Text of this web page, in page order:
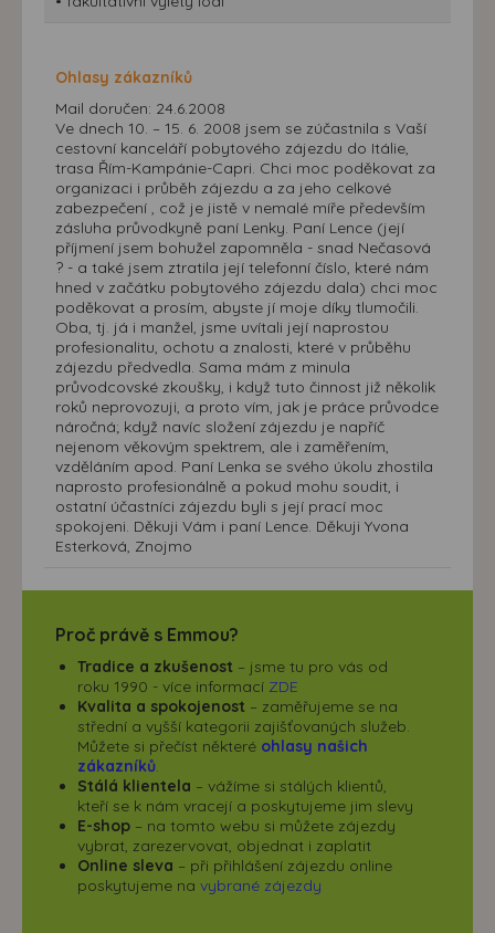
Ohlasy zákazníků
Mail doručen: 24.6.2008
Ve dnech 10. – 15. 6. 2008 jsem se zúčastnila s Vaší
cestovní kanceláří pobytového zájezdu do Itálie,
trasa Řím-Kampánie-Capri. Chci moc poděkovat za
organizaci i průběh zájezdu a za jeho celkové
zabezpečení , což je jistě v nemalé míře především
zásluha průvodkyně paní Lenky. Paní Lence (její
příjmení jsem bohužel zapomněla - snad Nečasová
? - a také jsem ztratila její telefonní číslo, které nám
hned v začátku pobytového zájezdu dala) chci moc
poděkovat a prosím, abyste jí moje díky tlumočili.
Oba, tj. já i manžel, jsme uvítali její naprostou
profesionalitu, ochotu a znalosti, které v průběhu
zájezdu předvedla. Sama mám z minula
průvodcovské zkoušky, i když tuto činnost již několik
roků neprovozuji, a proto vím, jak je práce průvodce
náročná; když navíc složení zájezdu je napříč
nejenom věkovým spektrem, ale i zaměřením,
vzděláním apod. Paní Lenka se svého úkolu zhostila
naprosto profesionálně a pokud mohu soudit, i
ostatní účastníci zájezdu byli s její prací moc
spokojeni. Děkuji Vám i paní Lence. Děkuji Yvona
Esterková, Znojmo
Proč právě s Emmou?
Tradice a zkušenost – jsme tu pro vás od
roku 1990 - více informací ZDE
Kvalita a spokojenost – zaměřujeme se na
střední a vyšší kategorii zajišťovaných služeb.
Můžete si přečíst některé ohlasy našich
zákazníků
Stálá klientela – vážíme si stálých klientů,
kteří se k nám vracejí a poskytujeme jim slevy
E-shop – na tomto webu si můžete zájezdy
vybrat, zarezervovat, objednat i zaplatit
Online sleva – při přihlášení zájezdu online
poskytujeme na vybrané zájezdy